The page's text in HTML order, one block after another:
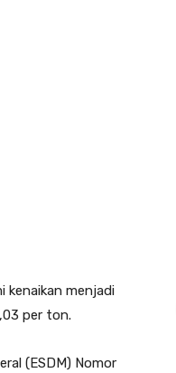
kenaikan menjadi
per ton.
(ESDM) Nomor